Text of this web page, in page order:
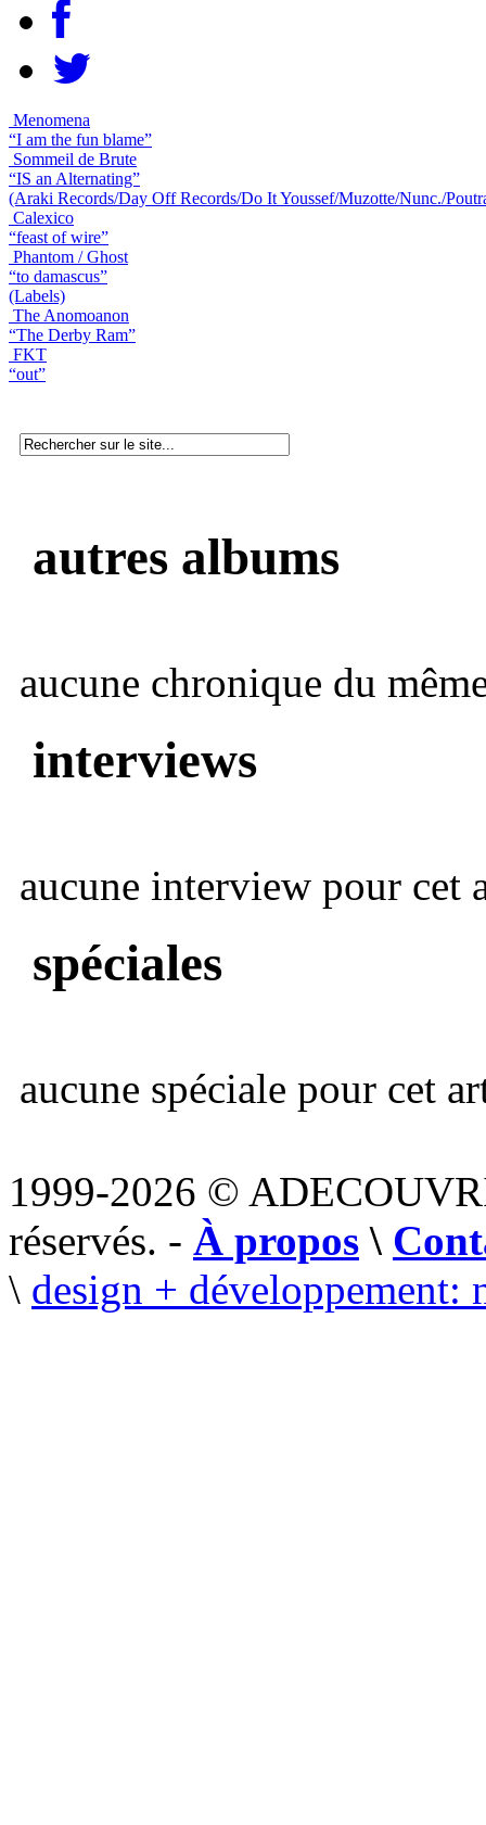
Menomena
“I am the fun blame”
Sommeil de Brute
“IS an Alternating”
(Araki Records/Day Off Records/Do It Youssef/Muzotte/Nunc./
Calexico
“feast of wire”
Phantom / Ghost
“to damascus”
(Labels)
The Anomoanon
“The Derby Ram”
FKT
“out”
autres albums
aucune chronique du
interviews
aucune interview pour cet
spéciales
aucune spéciale pour cet
1999-2026 ©
réservés. - À propos \
\ design + développement: